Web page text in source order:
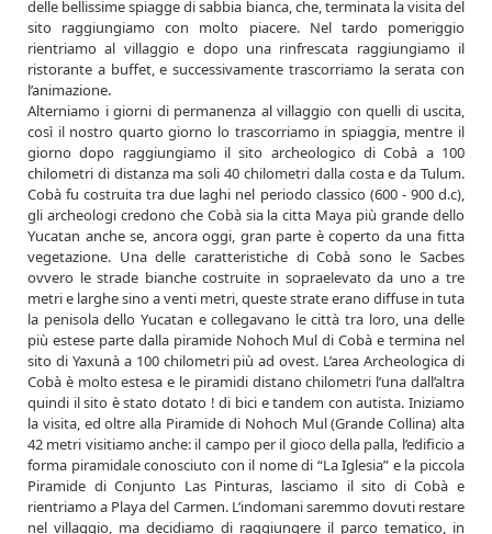
delle bellissime spiagge di sabbia bianca, che, terminata la visita del
sito raggiungiamo con molto piacere. Nel tardo pomeriggio
rientriamo al villaggio e dopo una rinfrescata raggiungiamo il
ristorante a buffet, e successivamente trascorriamo la serata con
l’animazione.
Alterniamo i giorni di permanenza al villaggio con quelli di uscita,
così il nostro quarto giorno lo trascorriamo in spiaggia, mentre il
giorno dopo raggiungiamo il sito archeologico di Cobà a 100
chilometri di distanza ma soli 40 chilometri dalla costa e da Tulum.
Cobà fu costruita tra due laghi nel periodo classico (600 - 900 d.c),
gli archeologi credono che Cobà sia la citta Maya più grande dello
Yucatan anche se, ancora oggi, gran parte è coperto da una fitta
vegetazione. Una delle caratteristiche di Cobà sono le Sacbes
ovvero le strade bianche costruite in sopraelevato da uno a tre
metri e larghe sino a venti metri, queste strate erano diffuse in tuta
la penisola dello Yucatan e collegavano le città tra loro, una delle
più estese parte dalla piramide Nohoch Mul di Cobà e termina nel
sito di Yaxunà a 100 chilometri più ad ovest. L’area Archeologica di
Cobà è molto estesa e le piramidi distano chilometri l’una dall’altra
quindi il sito è stato dotato ! di bici e tandem con autista. Iniziamo
la visita, ed oltre alla Piramide di Nohoch Mul (Grande Collina) alta
42 metri visitiamo anche: il campo per il gioco della palla, l’edificio a
forma piramidale conosciuto con il nome di “La Iglesia” e la piccola
Piramide di Conjunto Las Pinturas, lasciamo il sito di Cobà e
rientriamo a Playa del Carmen. L’indomani saremmo dovuti restare
nel villaggio, ma decidiamo di raggiungere il parco tematico, in